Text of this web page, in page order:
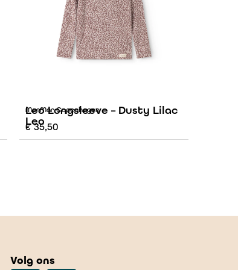
MarMar Copenhagen
Leo Longsleeve – Dusty Lilac
Leo
€35,50
Volg ons